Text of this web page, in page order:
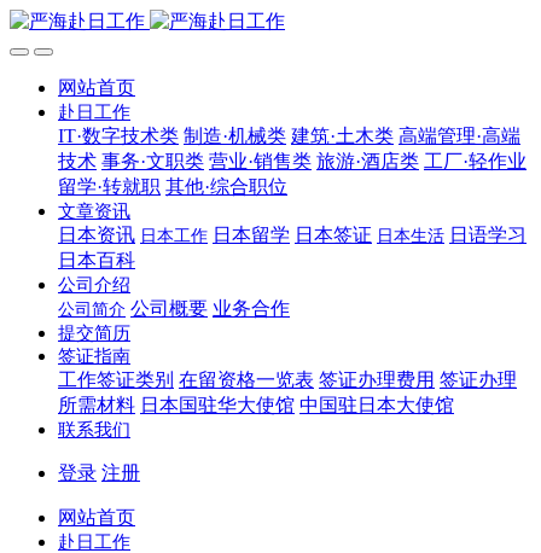
网站首页
赴日工作
IT·数字技术类 制造·机械类 建筑·土木类 高端管理·高端
技术 事务·文职类 营业·销售类 旅游·酒店类 工厂·轻作业
留学·转就职 其他·综合职位
文章资讯
日本资讯 日本工作 日本留学 日本签证 日本生活 日语学习
日本百科
公司介绍
公司简介 公司概要 业务合作
提交简历
签证指南
工作签证类别 在留资格一览表 签证办理费用 签证办理
所需材料 日本国驻华大使馆 中国驻日本大使馆
联系我们
登录 注册
网站首页
赴日工作